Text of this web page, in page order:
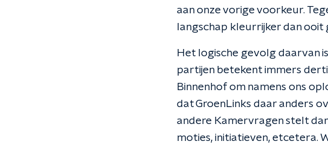
aan onze vorige voorkeur.
langschap kleurrijker dan ooit
Het logische gevolg daarvan
partijen betekent immers
Binnenhof om namens ons
dat GroenLinks daar anders
andere Kamervragen stelt
moties, initiatieven, etcetera.